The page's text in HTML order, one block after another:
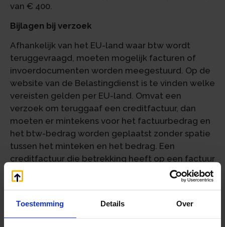
Toestemming Details Over
van € 400.
Bijlagen bij verzoek
Afhankelijk van het EU-land waar btw wordt
teruggevraagd, moeten mogelijk facturen of
invoerdocumenten worden meegestuurd. Op de
website van de Belastingdienst is te vinden welke
vereisten gelden per EU-land. Omvat een
verzoek om teruggaaf een creditfactuur, dan
moeten er mintekens voor het factuurbedrag en
het btw-bedrag worden geplaatst zonder spatie
tussen het minteken en het bedrag. Een
creditfactuur die betrekking heeft op een factuur
die in een eerder verzoek om teruggaaf is
meegenomen, moet aan het eerstvolgende